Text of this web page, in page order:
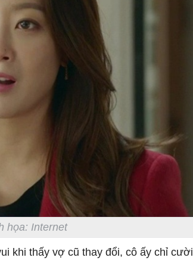
họa: Internet
khi thấy vợ cũ thay đổi, cô ấy chỉ cười